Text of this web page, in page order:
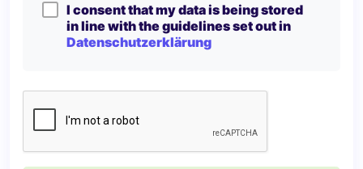
I consent that my data is being stored
in line with the guidelines set out in
Datenschutzerklärung